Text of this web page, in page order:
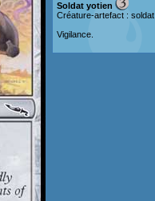
Soldat yotien
Créature-artefact : soldat
Vigilance.